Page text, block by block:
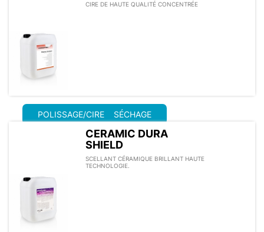
CIRE DE HAUTE QUALITÉ CONCENTRÉE
POLISSAGE/CIRE SÉCHAGE
CERAMIC DURA
SHIELD
SCELLANT CÉRAMIQUE BRILLANT HAUTE
TECHNOLOGIE.